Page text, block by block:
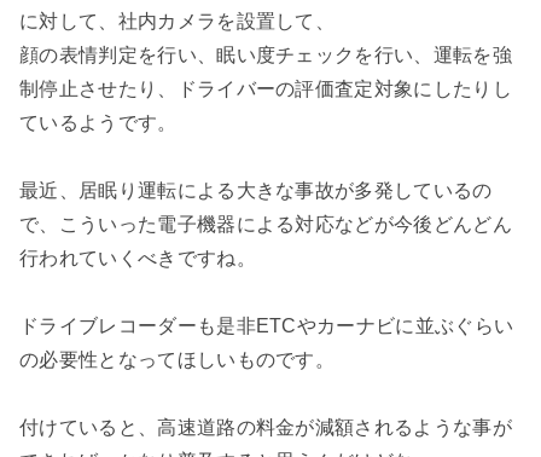
に対して、社内カメラを設置して、
顔の表情判定を行い、眠い度チェックを行い、運転を強
制停止させたり、ドライバーの評価査定対象にしたりし
ているようです。
最近、居眠り運転による大きな事故が多発しているの
で、こういった電子機器による対応などが今後どんどん
行われていくべきですね。
ドライブレコーダーも是非ETCやカーナビに並ぶぐらい
の必要性となってほしいものです。
付けていると、高速道路の料金が減額されるような事が